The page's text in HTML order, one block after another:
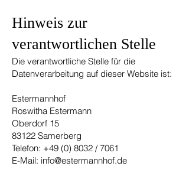
Hinweis zur
verantwortlichen Stelle
Die verantwortliche Stelle für die
Datenverarbeitung auf dieser Website ist:
Estermannhof
Roswitha Estermann
Oberdorf 15
83122 Samerberg
Telefon: +49 (0) 8032 / 7061
E-Mail: info@estermannhof.de